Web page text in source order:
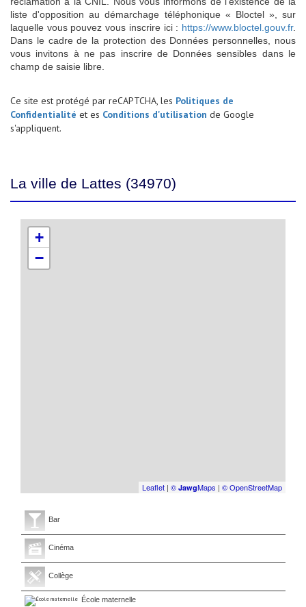
liste d'opposition au démarchage téléphonique « Bloctel », sur
laquelle vous pouvez vous inscrire ici : https://www.bloctel.gouv.fr.
Dans le cadre de la protection des Données personnelles, nous
vous invitons à ne pas inscrire de Données sensibles dans le
champ de saisie libre.
Ce site est protégé par reCAPTCHA, les Politiques de
Confidentialité et es Conditions d'utilisation de Google
s'appliquent.
La ville de Lattes (34970)
+
−
Leaflet | © JawgMaps | © OpenStreetMap
Bar
Cinéma
Collège
École maternelle